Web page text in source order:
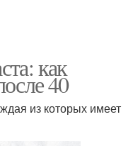
как
40
из которых имеет